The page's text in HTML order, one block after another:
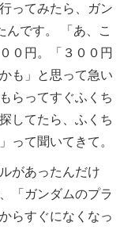
ってみたら、ガン
んです。 「あ、こ
０円。「３００円
も」と思って急い
らってすぐふくち
してたら、ふくち
って聞いてきて。
があったんだけ
「ガンダムのプラ
らすぐになくなっ